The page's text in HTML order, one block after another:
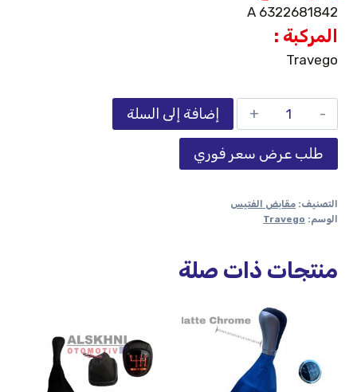
A 6322681842
المركبة :
Travego
إضافة إلى السلة
طلب عرض سعر فوري
التصنيف: مقابض الفتيس
الوسم: Travego
منتجات ذات صلة